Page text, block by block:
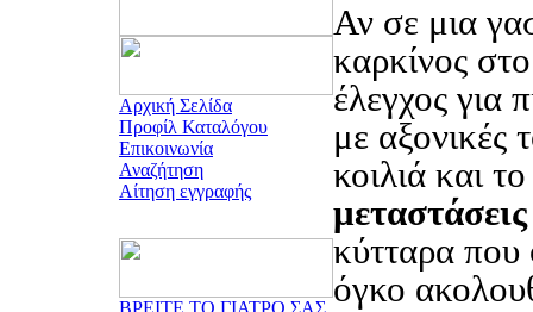
Αρχική Σελίδα
Προφίλ Καταλόγου
Επικοινωνία
Αναζήτηση
Αίτηση εγγραφής
ΒΡΕΙΤΕ ΤΟ ΓΙΑΤΡΟ ΣΑΣ
Αν σε μια
καρκίνος
έλεγχος για
με αξονικές
κοιλιά και
μεταστάσεις
κύτταρα
όγκο